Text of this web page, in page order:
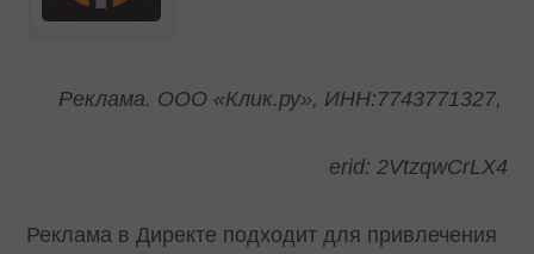
Реклама. ООО «Клик.ру», ИНН:7743771327,
erid: 2VtzqwCrLX4
Реклама в Директе подходит для привлечения